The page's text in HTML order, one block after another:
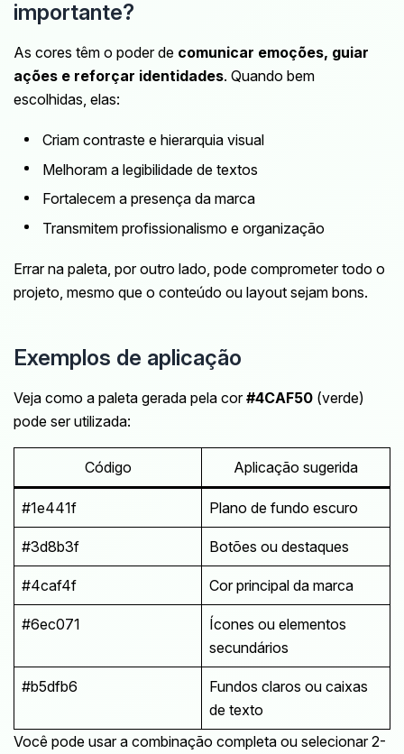
importante?
As cores têm o poder de comunicar emoções, guiar
ações e reforçar identidades. Quando bem
escolhidas, elas:
Criam contraste e hierarquia visual
Melhoram a legibilidade de textos
Fortalecem a presença da marca
Transmitem profissionalismo e organização
Errar na paleta, por outro lado, pode comprometer todo o
projeto, mesmo que o conteúdo ou layout sejam bons.
Exemplos de aplicação
Veja como a paleta gerada pela cor#4CAF50 (verde)
pode ser utilizada:
Código Aplicação sugerida
#1e441f Plano de fundo escuro
#3d8b3f Botões ou destaques
#4caf4f Cor principal da marca
#6ec071
Ícones ou elementos
secundários
#b5dfb6
Fundos claros ou caixas
de texto
Você pode usar a combinação completa ou selecionar 2-